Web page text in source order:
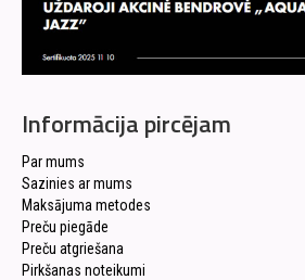
Informācija pircējam
Par mums
Sazinies ar mums
Maksājuma metodes
Preču piegāde
Preču atgriešana
Pirkšanas noteikumi